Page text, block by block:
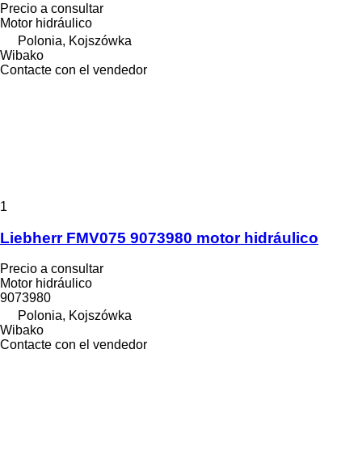
Precio a consultar
Motor hidráulico
Polonia, Kojszówka
Wibako
Contacte con el vendedor
1
Liebherr FMV075 9073980 motor hidráulico
Precio a consultar
Motor hidráulico
9073980
Polonia, Kojszówka
Wibako
Contacte con el vendedor